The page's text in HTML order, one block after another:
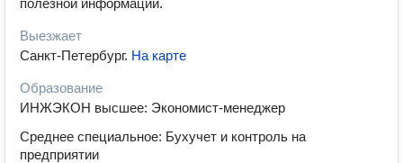
полезной информации.
Выезжает
Санкт-Петербург. На карте
Образование
ИНЖЭКОН высшее: Экономист-менеджер
Среднее специальное: Бухучет и контроль на
предприятии